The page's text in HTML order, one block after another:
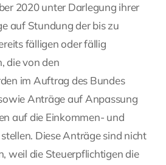
2020 unter Darlegung ihrer
auf Stundung der bis zu
fälligen oder fällig
die von den
im Auftrag des Bundes
Anträge auf Anpassung
auf die Einkommen- und
Diese Anträge sind nicht
weil die Steuerpflichtigen die